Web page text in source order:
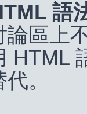
語
區上
HTML
。